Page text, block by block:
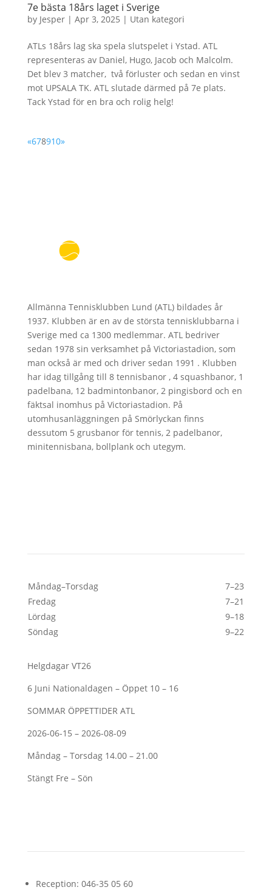
7e bästa 18års laget i Sverige
by Jesper| Apr 3, 2025 | Utan kategori
ATLs 18års lag ska spela slutspelet i Ystad. ATL
representeras av Daniel, Hugo, Jacob och Malcolm.
Det blev 3 matcher, två förluster och sedan en vinst
mot UPSALA TK. ATL slutade därmed på 7e plats.
Tack Ystad för en bra och rolig helg!
«678910»
Allmänna Tennisklubben Lund (ATL) bildades år
1937. Klubben är en av de största tennisklubbarna i
Sverige med ca 1300 medlemmar. ATL bedriver
sedan 1978 sin verksamhet på Victoriastadion, som
man också är med och driver sedan 1991 . Klubben
har idag tillgång till 8 tennisbanor , 4 squashbanor, 1
padelbana, 12 badmintonbanor, 2 pingisbord och en
fäktsal inomhus på Victoriastadion. På
utomhusanläggningen på Smörlyckan finns
dessutom 5 grusbanor för tennis, 2 padelbanor,
minitennisbana, bollplank och utegym.
Måndag–Torsdag
7–23
Fredag
7–21
Lördag
9–18
Söndag
9–22
Helgdagar VT26
6 Juni Nationaldagen – Öppet 10 – 16
SOMMAR ÖPPETTIDER ATL
2026-06-15 – 2026-08-09
Måndag – Torsdag 14.00 – 21.00
Stängt Fre – Sön
Reception: 046-35 05 60